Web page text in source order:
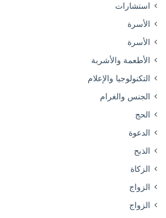
استشارات
الأسرة
الأسرة
الأطعمة والأشربة
التكنولوجيا والإعلام
الجنس والغرام
الحج
الدعوة
الذبح
الزكاة
الزواج
الزواج